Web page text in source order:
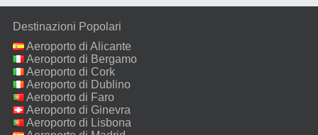
Destinazioni Popolari
Aeroporto di Alicante
Aeroporto di Bergamo
Aeroporto di Cork
Aeroporto di Dublino
Aeroporto di Faro
Aeroporto di Ginevra
Aeroporto di Lisbona